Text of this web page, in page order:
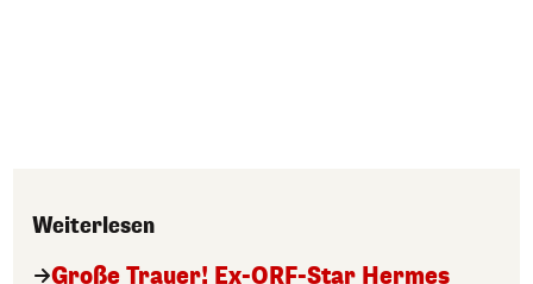
Weiterlesen
Große Trauer! Ex-ORF-Star Hermes